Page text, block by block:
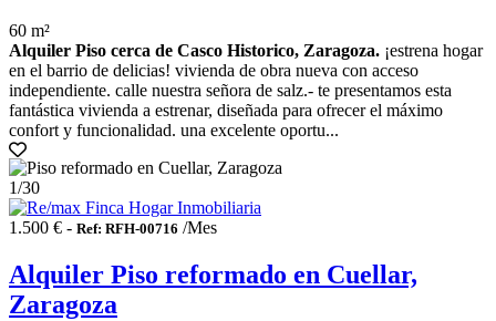
60 m²
Alquiler Piso cerca de Casco Historico, Zaragoza. ¡estrena hogar
en el barrio de delicias! vivienda de obra nueva con acceso
independiente. calle nuestra señora de salz.- te presentamos esta
fantástica vivienda a estrenar, diseñada para ofrecer el máximo
confort y funcionalidad. una excelente oportu...
1/30
1.500 € - Ref: RFH-00716 /Mes
Alquiler Piso reformado en Cuellar,
Zaragoza